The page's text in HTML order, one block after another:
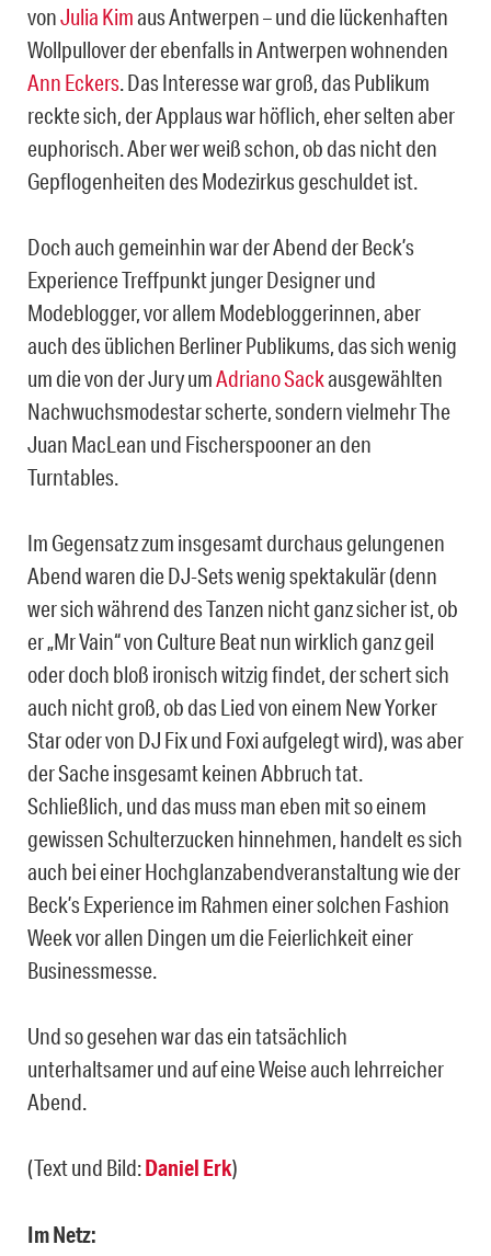
vonJulia Kimaus Antwerpen – und die lückenhaften
Wollpullover der ebenfalls in Antwerpen wohnenden
Ann Eckers. Das Interesse war groß, das Publikum
reckte sich, der Applaus war höflich, eher selten aber
euphorisch. Aber wer weiß schon, ob das nicht den
Gepflogenheiten des Modezirkus geschuldet ist.
Doch auch gemeinhin war der Abend der Beck’s
Experience Treffpunkt junger Designer und
Modeblogger, vor allem Modebloggerinnen, aber
auch des üblichen Berliner Publikums, das sich wenig
um die von der Jury umAdriano Sackausgewählten
Nachwuchsmodestar scherte, sondern vielmehr The
Juan MacLean und Fischerspooner an den
Turntables.
Im Gegensatz zum insgesamt durchaus gelungenen
Abend waren die DJ-Sets wenig spektakulär (denn
wer sich während des Tanzen nicht ganz sicher ist, ob
er „Mr Vain“ von Culture Beat nun wirklich ganz geil
oder doch bloß ironisch witzig findet, der schert sich
auch nicht groß, ob das Lied von einem New Yorker
Star oder von DJ Fix und Foxi aufgelegt wird), was aber
der Sache insgesamt keinen Abbruch tat.
Schließlich, und das muss man eben mit so einem
gewissen Schulterzucken hinnehmen, handelt es sich
auch bei einer Hochglanzabendveranstaltung wie der
Beck’s Experience im Rahmen einer solchen Fashion
Week vor allen Dingen um die Feierlichkeit einer
Businessmesse.
Und so gesehen war das ein tatsächlich
unterhaltsamer und auf eine Weise auch lehrreicher
Abend.
(Text und Bild:Daniel Erk)
Im Netz: